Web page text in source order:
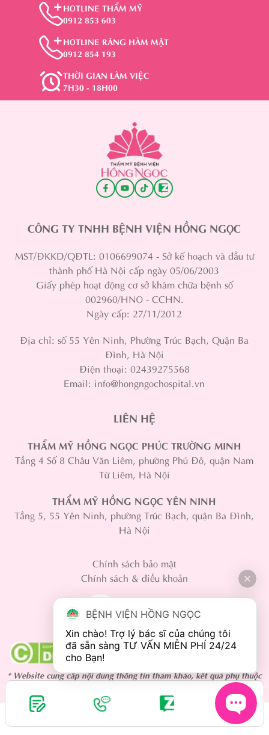
HOTLINE THẨM MỸ
0912 853 603
HOTLINE RĂNG HÀM MẶT
0912 854 193
THỜI GIAN LÀM VIỆC
7H30 - 18H00
CÔNG TY TNHH BỆNH VIỆN HỒNG NGỌC
MST/ĐKKD/QĐTL: 0106699074 - Sở kế hoạch và đầu tư
thành phố Hà Nội cấp ngày 05/06/2003
Giấy phép hoạt động cơ sở khám chữa bệnh số
002960/HNO - CCHN.
Ngày cấp: 27/11/2012
Địa chỉ: số 55 Yên Ninh, Phường Trúc Bạch, Quận Ba
Đình, Hà Nội
Điện thoại: 02439275568
Email: info@hongngochospital.vn
LIÊN HỆ
THẨM MỸ HỒNG NGỌC PHÚC TRƯỜNG MINH
Tầng 4 Số 8 Châu Văn Liêm, phường Phú Đô, quận Nam
Từ Liêm, Hà Nội
THẨM MỸ HỒNG NGỌC YÊN NINH
Tầng 5, 55 Yên Ninh, phường Trúc Bạch, quận Ba Đình,
Hà Nội
Chính sách bảo mật
Chính sách & điều khoản
* Website cung cấp nội dung thông tin tham khảo, kết quả phụ thuộc
BỆNH VIỆN HỒNG NGỌC
Xin chào! Trợ lý bác sĩ của chúng tôi
đã sẵn sàng TƯ VẤN MIỄN PHÍ 24/24